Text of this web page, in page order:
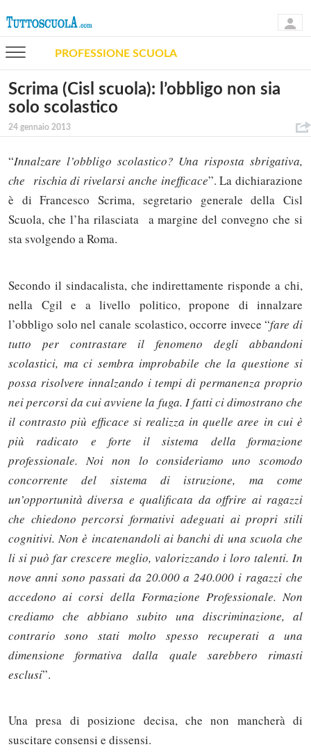
PROFESSIONE SCUOLA
Scrima (Cisl scuola): l’obbligo non sia
solo scolastico
24 gennaio 2013
“Innalzare l’obbligo scolastico? Una risposta sbrigativa,
che rischia di rivelarsi anche inefficace”. La dichiarazione
è di Francesco Scrima, segretario generale della Cisl
Scuola, che l’ha rilasciata a margine del convegno che si
sta svolgendo a Roma.
Secondo il sindacalista, che indirettamente risponde a chi,
nella Cgil e a livello politico, propone di innalzare
l’obbligo solo nel canale scolastico, occorre invece “fare di
tutto per contrastare il fenomeno degli abbandoni
scolastici, ma ci sembra improbabile che la questione si
possa risolvere innalzando i tempi di permanenza proprio
nei percorsi da cui avviene la fuga. I fatti ci dimostrano che
il contrasto più efficace si realizza in quelle aree in cui è
più radicato e forte il sistema della formazione
professionale. Noi non lo consideriamo uno scomodo
concorrente del sistema di istruzione, ma come
un’opportunità diversa e qualificata da offrire ai ragazzi
che chiedono percorsi formativi adeguati ai propri stili
cognitivi. Non è incatenandoli ai banchi di una scuola che
li si può far crescere meglio, valorizzando i loro talenti. In
nove anni sono passati da 20.000 a 240.000 i ragazzi che
accedono ai corsi della Formazione Professionale. Non
crediamo che abbiano subito una discriminazione, al
contrario sono stati molto spesso recuperati a una
dimensione formativa dalla quale sarebbero rimasti
esclusi”.
Una presa di posizione decisa, che non mancherà di
suscitare consensi e dissensi.
Solo gli utenti registrati possono